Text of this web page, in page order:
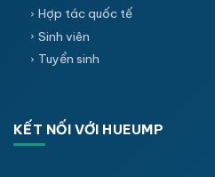
Hợp tác quốc tế
Sinh viên
Tuyển sinh
KẾT NỐI VỚI HUEUMP